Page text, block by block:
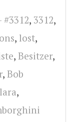
, 3312,
, lost,
, Besitzer,
, Bob
,